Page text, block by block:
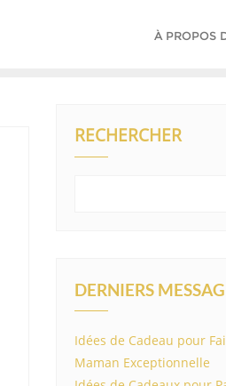
À PROPOS
RECHERCHER
DERNIERS
Idées de Cadeau pour
Maman Exceptionnelle